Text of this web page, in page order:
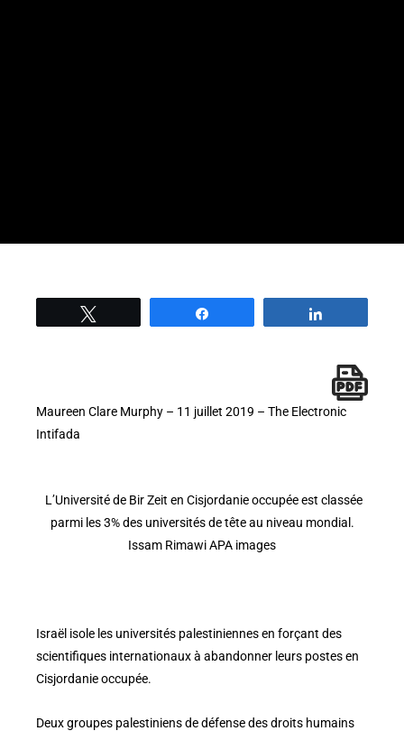
Maureen Clare Murphy – 11 juillet 2019 – The Electronic
Intifada
L’Université de Bir Zeit en Cisjordanie occupée est classée
parmi les 3% des universités de tête au niveau mondial.
Issam Rimawi APA images
Israël isole les universités palestiniennes en forçant des
scientifiques internationaux à abandonner leurs postes en
Cisjordanie occupée.
Deux groupes palestiniens de défense des droits humains